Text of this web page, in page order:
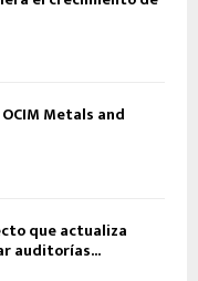
Metals and
que actualiza
auditorías...